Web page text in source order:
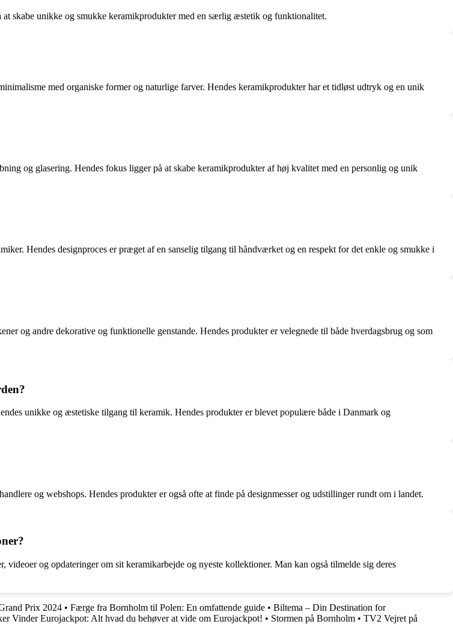
skabe unikke og smukke keramikprodukter med en særlig æstetik og funktionalitet.
med organiske former og naturlige farver. Hendes keramikprodukter har et tidløst udtryk og en unik
og glasering. Hendes fokus ligger på at skabe keramikprodukter af høj kvalitet med en personlig og unik
Hendes designproces er præget af en sanselig tilgang til håndværket og en respekt for det enkle og smukke i
og andre dekorative og funktionelle genstande. Hendes produkter er velegnede til både hverdagsbrug og som
unikke og æstetiske tilgang til keramik. Hendes produkter er blevet populære både i Danmark og
og webshops. Hendes produkter er også ofte at finde på designmesser og udstillinger rundt om i landet.
og opdateringer om sit keramikarbejde og nyeste kollektioner. Man kan også tilmelde sig deres
Prix 2024 • Færge fra Bornholm til Polen: En omfattende guide • Biltema – Din Destination for
Vinder Eurojackpot: Alt hvad du behøver at vide om Eurojackpot! • Stormen på Bornholm • TV2 Vejret på